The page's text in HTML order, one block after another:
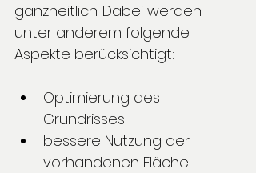
ganzheitlich. Dabei werden
unter anderem folgende
Aspekte berücksichtigt:
Optimierung des
Grundrisses
bessere Nutzung der
vorhandenen Fläche